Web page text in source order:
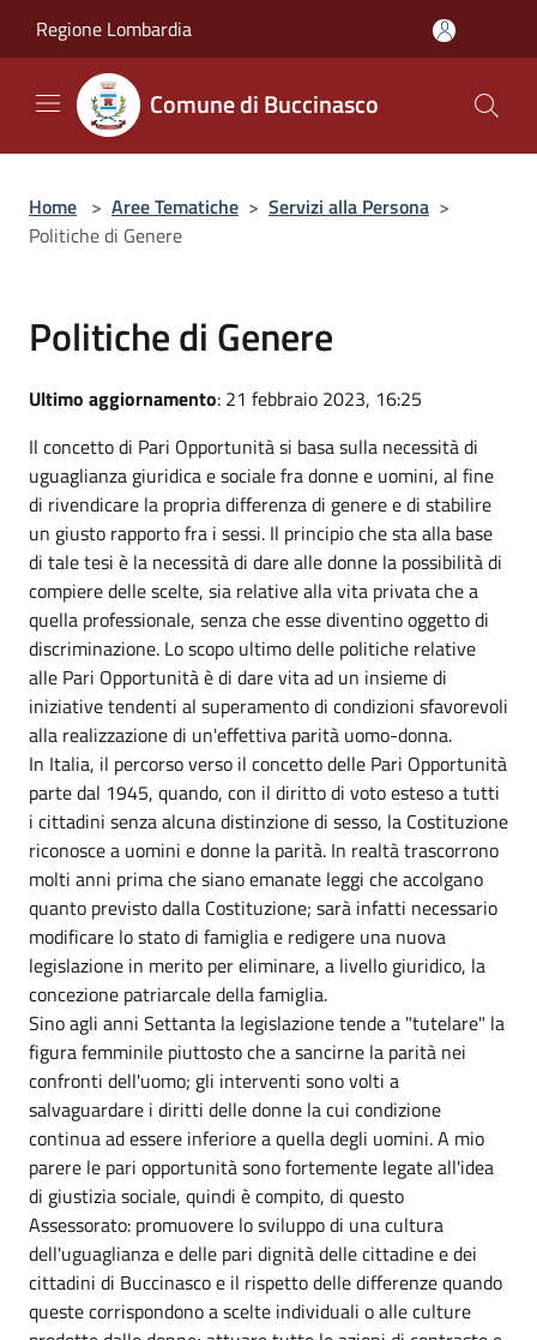
Regione Lombardia
Comune di Buccinasco
Home > Aree Tematiche > Servizi alla Persona >
Politiche di Genere
Politiche di Genere
Ultimo aggiornamento: 21 febbraio 2023, 16:25
Il concetto di Pari Opportunità si basa sulla necessità di
uguaglianza giuridica e sociale fra donne e uomini, al fine
di rivendicare la propria differenza di genere e di stabilire
un giusto rapporto fra i sessi. Il principio che sta alla base
di tale tesi è la necessità di dare alle donne la possibilità di
compiere delle scelte, sia relative alla vita privata che a
quella professionale, senza che esse diventino oggetto di
discriminazione. Lo scopo ultimo delle politiche relative
alle Pari Opportunità è di dare vita ad un insieme di
iniziative tendenti al superamento di condizioni sfavorevoli
alla realizzazione di un'effettiva parità uomo-donna.
In Italia, il percorso verso il concetto delle Pari Opportunità
parte dal 1945, quando, con il diritto di voto esteso a tutti
i cittadini senza alcuna distinzione di sesso, la Costituzione
riconosce a uomini e donne la parità. In realtà trascorrono
molti anni prima che siano emanate leggi che accolgano
quanto previsto dalla Costituzione; sarà infatti necessario
modificare lo stato di famiglia e redigere una nuova
legislazione in merito per eliminare, a livello giuridico, la
concezione patriarcale della famiglia.
Sino agli anni Settanta la legislazione tende a "tutelare" la
figura femminile piuttosto che a sancirne la parità nei
confronti dell'uomo; gli interventi sono volti a
salvaguardare i diritti delle donne la cui condizione
continua ad essere inferiore a quella degli uomini. A mio
parere le pari opportunità sono fortemente legate all'idea
di giustizia sociale, quindi è compito, di questo
Assessorato: promuovere lo sviluppo di una cultura
dell'uguaglianza e delle pari dignità delle cittadine e dei
cittadini di Buccinasco e il rispetto delle differenze quando
queste corrispondono a scelte individuali o alle culture